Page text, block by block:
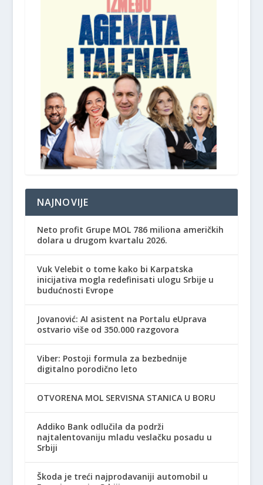
NAJNOVIJE
Neto profit Grupe MOL 786 miliona američkih
dolara u drugom kvartalu 2026.
Vuk Velebit o tome kako bi Karpatska
inicijativa mogla redefinisati ulogu Srbije u
budućnosti Evrope
Jovanović: AI asistent na Portalu eUprava
ostvario više od 350.000 razgovora
Viber: Postoji formula za bezbednije
digitalno porodično leto
OTVORENA MOL SERVISNA STANICA U BORU
Addiko Bank odlučila da podrži
najtalentovaniju mladu veslačku posadu u
Srbiji
Škoda je treći najprodavaniji automobil u